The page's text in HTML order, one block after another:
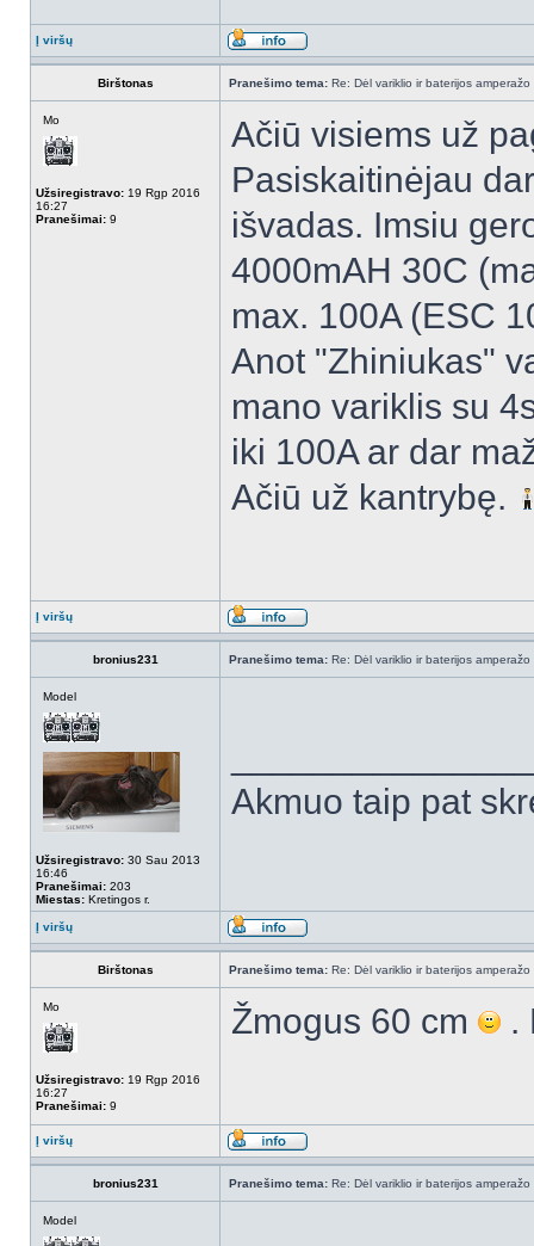
Į viršų
Birštonas Pranešimo tema: Re: Dėl variklio ir baterijos amperažo
Mo
Užsiregistravo: 19 Rgp 2016
16:27
Pranešimai: 9
Ačiū visiems už
Pasiskaitinėjau
išvadas. Imsiu
4000mAH 30C
max. 100A (ESC
Anot "Zhiniukas"
mano variklis su
iki 100A ar dar
Ačiū už kantrybę.
Į viršų
bronius231 Pranešimo tema: Re: Dėl variklio ir baterijos amperažo
Model
Užsiregistravo: 30 Sau 2013
16:46
Pranešimai: 203
Miestas: Kretingos r.
Akmuo taip pat
Į viršų
Birštonas Pranešimo tema: Re: Dėl variklio ir baterijos amperažo
Mo
Užsiregistravo: 19 Rgp 2016
16:27
Pranešimai: 9
Žmogus 60 cm .
Į viršų
bronius231 Pranešimo tema: Re: Dėl variklio ir baterijos amperažo
Model